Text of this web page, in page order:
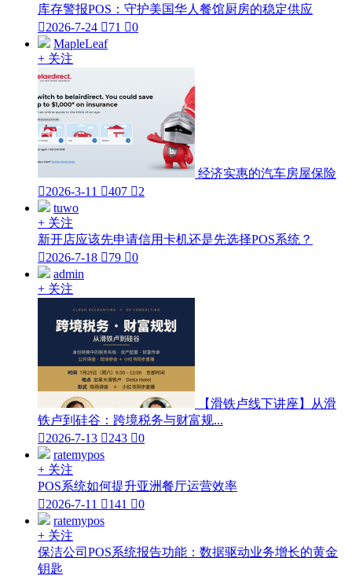
库存警报POS：守护美国华人餐馆厨房的稳定供应
2026-7-24 71 0
MapleLeaf
+ 关注
经济实惠的汽车房屋保险
2026-3-11 407 2
tuwo
+ 关注
新开店应该先申请信用卡机还是先选择POS系统？
2026-7-18 79 0
admin
+ 关注
【滑铁卢线下讲座】从滑
铁卢到硅谷：跨境税务与财富规...
2026-7-13 243 0
ratemypos
+ 关注
POS系统如何提升亚洲餐厅运营效率
2026-7-11 141 0
ratemypos
+ 关注
保洁公司POS系统报告功能：数据驱动业务增长的黄金
钥匙